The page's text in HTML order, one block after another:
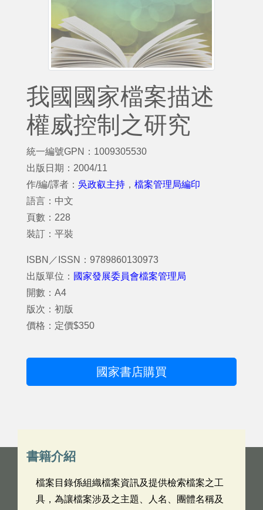
我國國家檔案描述
權威控制之研究
統一編號GPN：1009305530
出版日期：2004/11
作/編/譯者： 吳政叡主持 ， 檔案管理局編印
語言：中文
頁數：228
裝訂：平裝
ISBN／ISSN：9789860130973
出版單位： 國家發展委員會檔案管理局
開數：A4
版次：初版
價格：定價$350
國家書店購買
書籍介紹
檔案目錄係組織檔案資訊及提供檢索檔案之工
具，為讓檔案涉及之主題、人名、團體名稱及